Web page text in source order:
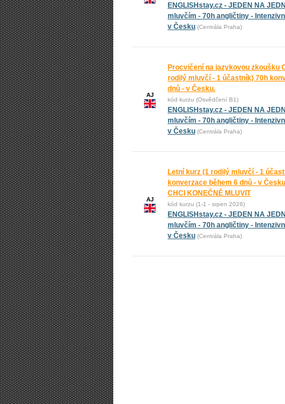
ENGLISHstay.cz - JEDEN NA
mluvčím - 70h angličtiny -
v Česku (Centrála Praha)
AJ
Procvičení na jazykovou zkoušku
rodilý mluvčí - 1 účastník) 70h
dnů - v Česku.
kód kurzu (Osvědčení B1)
ENGLISHstay.cz - JEDEN NA
mluvčím - 70h angličtiny -
v Česku (Centrála Praha)
AJ
Letní kurz (1 rodilý mluvčí - 1
konverzace během 6 dnů - v
CHCI KONEČNĚ MLUVIT
kód kurzu (1-1 - srpen 2026)
ENGLISHstay.cz - JEDEN NA
mluvčím - 70h angličtiny -
v Česku (Centrála Praha)